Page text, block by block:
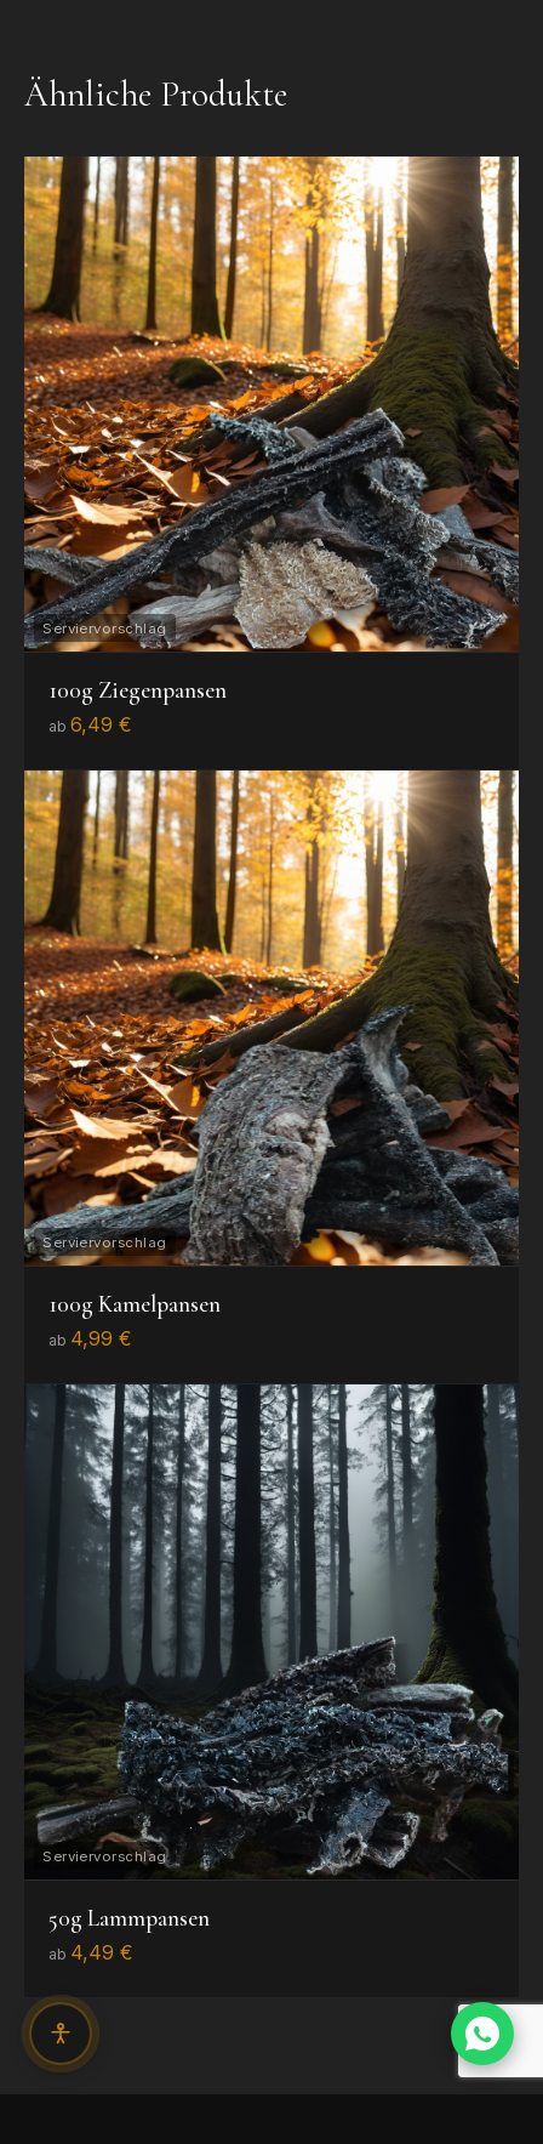
Ähnliche Produkte
100g Ziegenpansen
ab 6,49 €
100g Kamelpansen
ab 4,99 €
50g Lammpansen
ab 4,49 €